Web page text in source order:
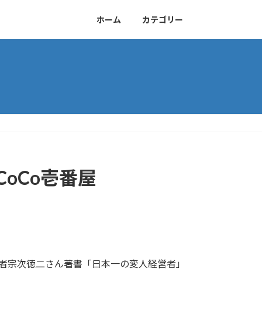
ホーム カテゴリー
壱番屋
次徳二さん著書「日本一の変人経営者」